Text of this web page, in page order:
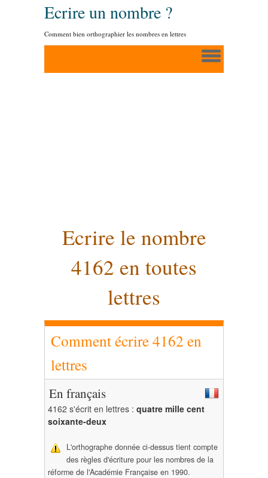
Ecrire un nombre ?
Comment bien orthographier les nombres en lettres
Ecrire le nombre
4162 en toutes
lettres
Comment écrire 4162 en
lettres
En français
4162 s'écrit en lettres : quatre mille cent
soixante-deux
L'orthographe donnée ci-dessus tient compte
des règles d'écriture pour les nombres de la
réforme de l'Académie Française en 1990.